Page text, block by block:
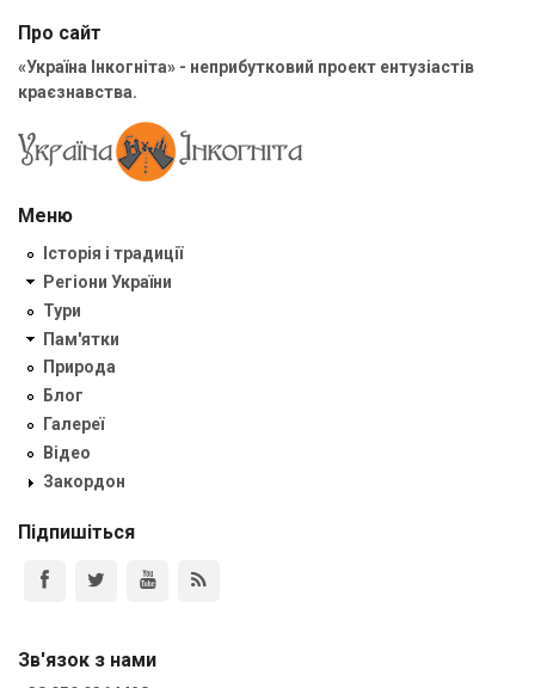
Про сайт
«Україна Інкогніта» - неприбутковий проект ентузіастів
краєзнавства.
Меню
Історія і традиції
Регіони України
Тури
Пам'ятки
Природа
Блог
Галереї
Відео
Закордон
Підпишіться
Зв'язок з нами